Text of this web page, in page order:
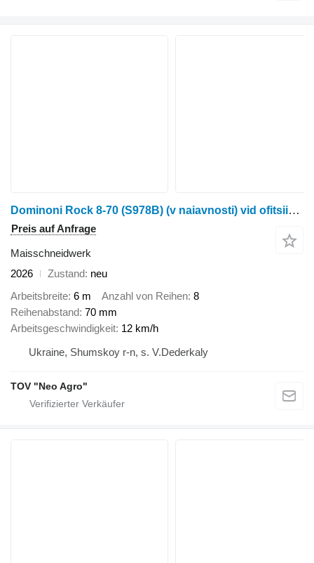
Dominoni Rock 8-70 (S978B) (v naiavnosti) vid ofitsiinoho dylera Neo Ahro
Preis auf Anfrage
Maisschneidwerk
2026
Zustand neu
Arbeitsbreite 6 m Anzahl von Reihen 8
Reihenabstand 70 mm
Arbeitsgeschwindigkeit 12 km/h
Ukraine, Shumskoy r-n, s. V.Dederkaly
TOV "Neo Agro"